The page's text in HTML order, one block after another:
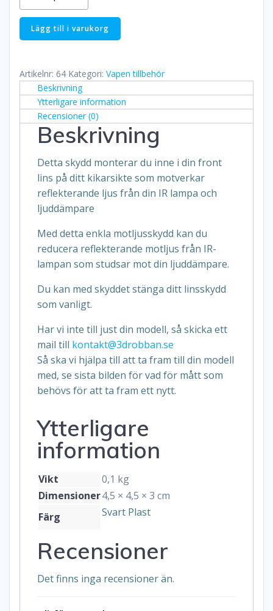
Kikarsikte
mängdLägg till i varukorg
Artikelnr: 64 Kategori: Vapen tillbehör
Beskrivning
Ytterligare information
Recensioner (0)
Beskrivning
Detta skydd monterar du inne i din front
lins på ditt kikarsikte som motverkar
reflekterande ljus från din IR lampa och
ljuddämpare
Med detta enkla motljusskydd kan du
reducera reflekterande motljus från IR-
lampan som studsar mot din ljuddämpare.
Du kan med skyddet stänga ditt linsskydd
som vanligt.
Har vi inte till just din modell, så skicka ett
mail till kontakt@3drobban.se
Så ska vi hjälpa till att ta fram till din modell
med, se sista bilden för vad för mått som
behövs för att ta fram ett nytt.
Ytterligare
information
Vikt
0,1 kg
Dimensioner4,5 × 4,5 × 3 cm
Färg
Svart Plast
Recensioner
Det finns inga recensioner än.